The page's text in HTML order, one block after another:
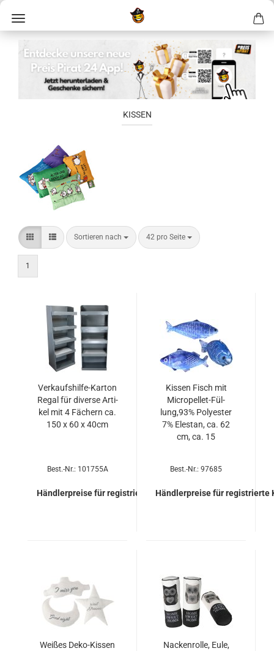
KISSEN
Sortieren nach 42 pro Seite
1
Verkaufshilfe-​​Kar­ton
Regal für di­ver­se Ar­ti­
kel mit 4 Fä­chern ca.
150 x 60 x 40cm
Best.-Nr.: 101755A
Händlerpreise für registrierte Kunden
Kis­sen Fisch mit
Micropellet-​​Fül­
lung,93% Po­ly­es­ter
7% Ele­stan, ca. 62
cm, ca. 15
Best.-Nr.: 97685
Händlerpreise für registrierte
Wei­ßes Deko-​Kis­sen
Na­cken­rol­le, Eule,